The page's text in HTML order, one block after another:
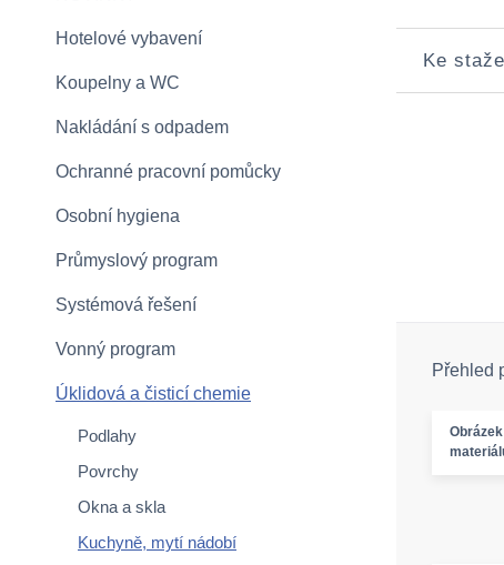
Hotelové vybavení
Koupelny a WC
Nakládání s odpadem
Ochranné pracovní pomůcky
Osobní hygiena
Průmyslový program
Systémová řešení
Vonný program
Úklidová a čisticí chemie
Podlahy
Povrchy
Okna a skla
Kuchyně, mytí nádobí
Ke
Přehled
Obrázek